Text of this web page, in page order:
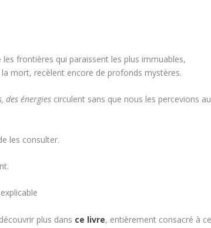
frontières qui paraissent les plus immuables,
mort, recèlent encore de profonds mystères.
des énergies circulent sans que nous les percevions au
les consulter.
plus dans ce livre, entièrement consacré à